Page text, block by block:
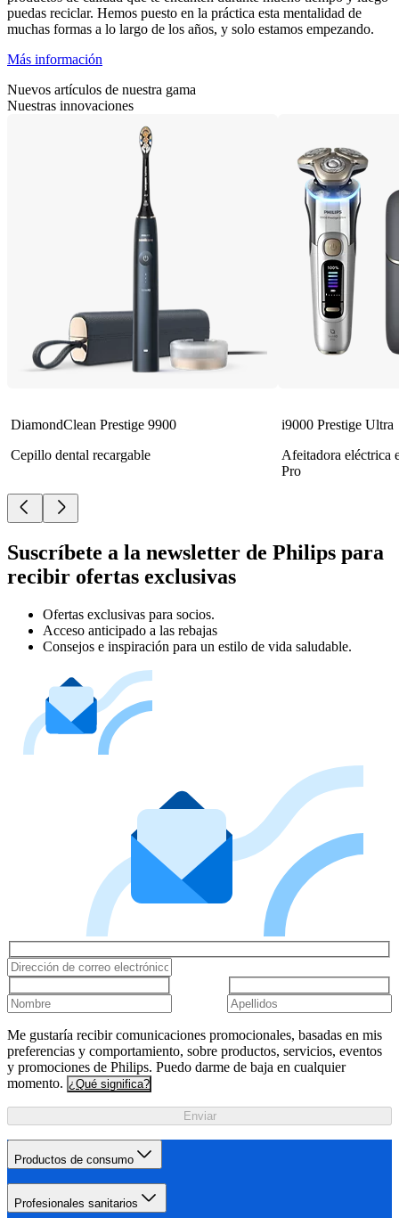
puedas reciclar. Hemos puesto en la práctica esta mentalidad de
muchas formas a lo largo de los años, y solo estamos empezando.
Más información
Nuevos artículos de nuestra gama
Nuestras innovaciones
DiamondClean Prestige 9900
Cepillo dental recargable
i9000 Prestige Ultra
Afeitadora eléctrica
Pro
Suscríbete a la newsletter de Philips para
recibir ofertas exclusivas
Ofertas exclusivas para socios.
Acceso anticipado a las rebajas
Consejos e inspiración para un estilo de vida saludable.
Me gustaría recibir comunicaciones promocionales, basadas en mis
preferencias y comportamiento, sobre productos, servicios, eventos
y promociones de Philips. Puedo darme de baja en cualquier
momento. ¿Qué significa?
Enviar
Productos de consumo
Profesionales sanitarios